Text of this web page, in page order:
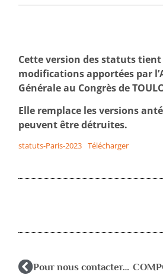
Cette version des statuts tient
modifications apportées par
Générale au Congrès de
Elle remplace les versions
peuvent être détruites.
statuts-Paris-2023 Télécharger
Pour nous contacter…